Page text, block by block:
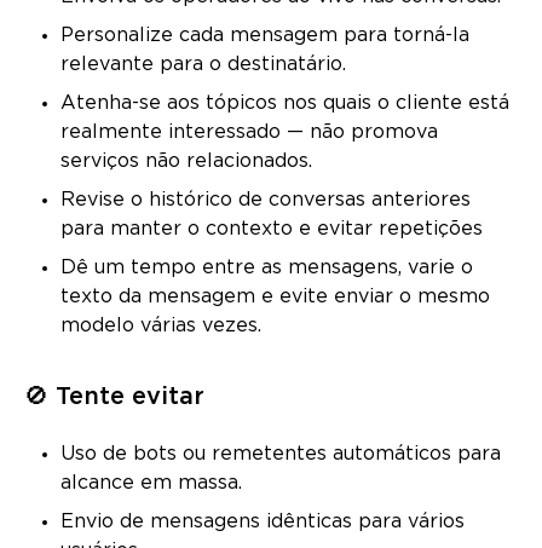
Personalize cada mensagem para torná-la
relevante para o destinatário.
Atenha-se aos tópicos nos quais o cliente está
realmente interessado — não promova
serviços não relacionados.
Revise o histórico de conversas anteriores
para manter o contexto e evitar repetições
Dê um tempo entre as mensagens, varie o
texto da mensagem e evite enviar o mesmo
modelo várias vezes.
🚫 Tente evitar
Uso de bots ou remetentes automáticos para
alcance em massa.
Envio de mensagens idênticas para vários